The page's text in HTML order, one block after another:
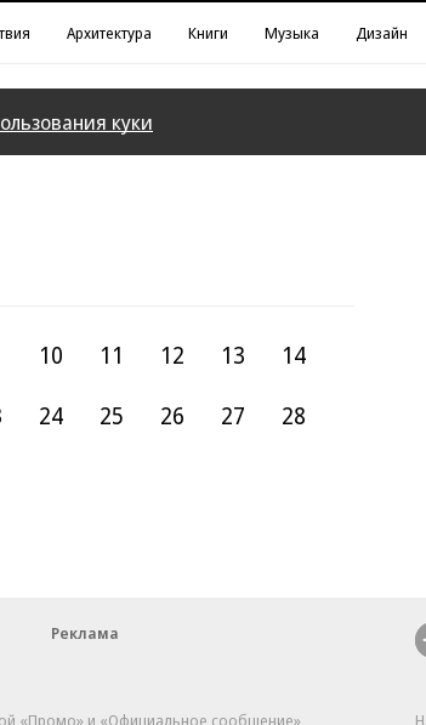
Архитектура Книги Музыка Дизайн
куки
10 11 12 13
14
24 25 26 27
28
Реклама
«Промо» и «Официальное сообщение»